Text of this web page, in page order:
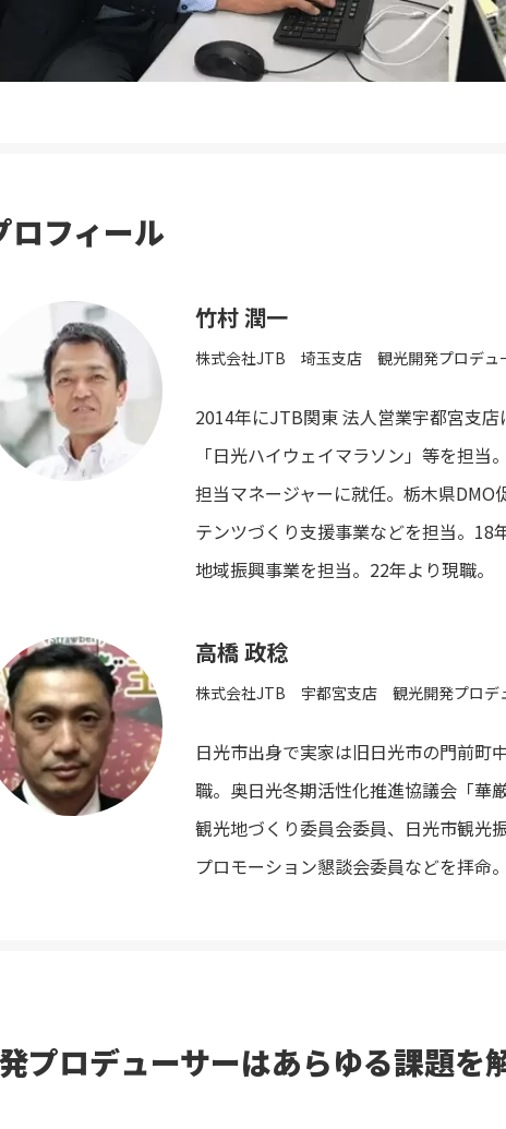
ロフィール
竹村 潤一
株式会社JTB 埼玉支店 観光開発プロデュ
2014年にJTB関東 法人営業宇都宮支店
「日光ハイウェイマラソン」等を担
担当マネージャーに就任。栃木県
テンツづくり支援事業などを担当。
地域振興事業を担当。22年より現職。
高橋 政稔
株式会社JTB 宇都宮支店 観光開発プロデ
日光市出身で実家は旧日光市の門前町
職。奥日光冬期活性化推進協議会「華
観光地づくり委員会委員、日光市観光
プロモーション懇談会委員などを拝命
プロデューサーはあらゆる課題を